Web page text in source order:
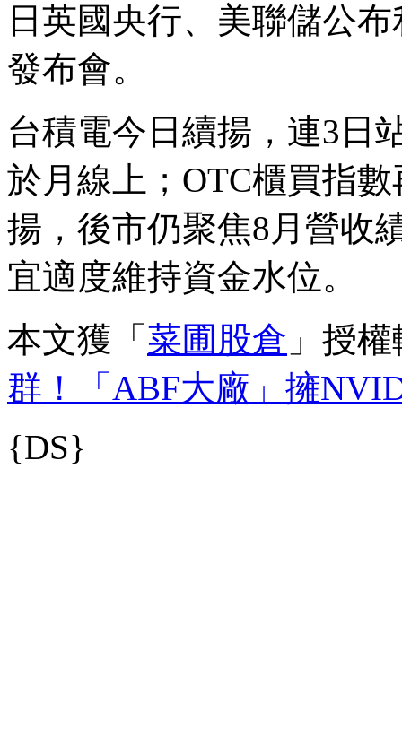
日英國央行、美聯儲公
發布會。
台積電今日續揚，連3日
於月線上；OTC櫃買指
揚，後市仍聚焦8月營收
宜適度維持資金水位。
本文獲「 菜圃股倉 」授
群！「ABF大廠」擁
{DS}